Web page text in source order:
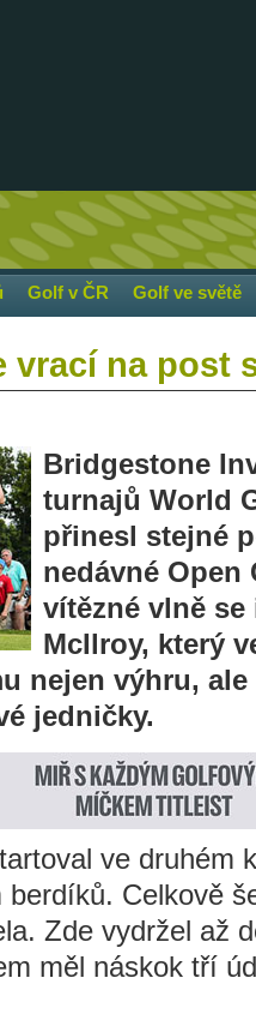
Golf v ČR Golf ve světě
vrací na post
Bridgestone
turnajů World
přinesl stejné
nedávné Open
vítězné vlně se
McIlroy, který
nejen výhru,
jedničky.
ve druhém
Celkově
Zde vydržel až
měl náskok tří